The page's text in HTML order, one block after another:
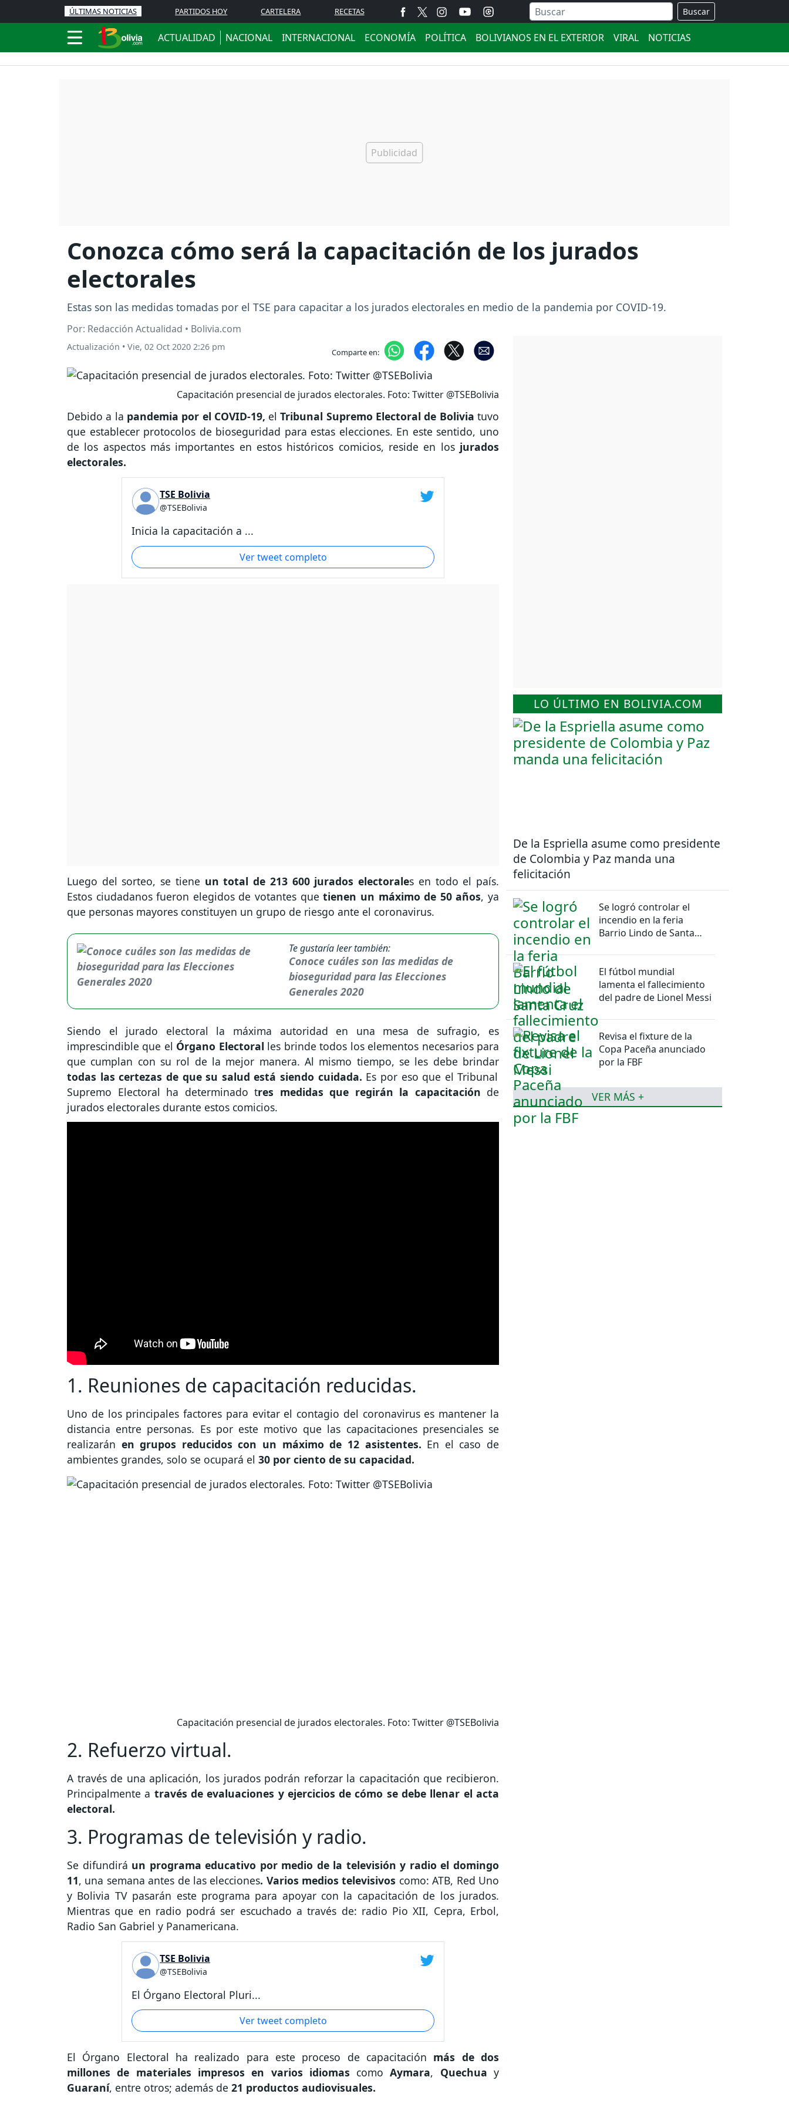
ÚLTIMAS NOTICIAS PARTIDOS HOY CARTELERA RECETAS Buscar
ACTUALIDAD NACIONAL INTERNACIONAL ECONOMÍA POLÍTICA BOLIVIANOS EN EL EXTERIOR VIRAL NOTICIAS
Conozca cómo será la capacitación de los jurados
electorales
Estas son las medidas tomadas por el TSE para capacitar a los jurados electorales en medio de la pandemia por COVID-19.
Por: Redacción Actualidad • Bolivia.com
Actualización • Vie, 02 Oct 2020 2:26 pm Comparte en:
Capacitación presencial de jurados electorales. Foto: Twitter @TSEBolivia
Debido a la pandemia por el COVID-19, el Tribunal Supremo Electoral de Boliviatuvo
que establecer protocolos de bioseguridad para estas elecciones. En este sentido, uno
de los aspectos más importantes en estos históricos comicios, reside en losjurados
electorales.
TSE Bolivia
@TSEBolivia
Inicia la capacitación a ...
Ver tweet completo
Luego del sorteo, se tiene un total de 213 600 jurados electorales en todo el país.
Estos ciudadanos fueron elegidos de votantes que tienen un máximo de 50 años, ya
que personas mayores constituyen un grupo de riesgo ante el coronavirus.
Te gustaría leer también:
Conoce cuáles son las medidas de
bioseguridad para las Elecciones
Generales 2020
Siendo el jurado electoral la máxima autoridad en una mesa de sufragio, es
imprescindible que el Órgano Electoral les brinde todos los elementos necesarios para
que cumplan con su rol de la mejor manera. Al mismo tiempo, se les debe brindar
todas las certezas de que su salud está siendo cuidada. Es por eso que el Tribunal
Supremo Electoral ha determinado tres medidas que regirán la capacitación de
jurados electorales durante estos comicios.
1. Reuniones de capacitación reducidas.
Uno de los principales factores para evitar el contagio del coronavirus es mantener la
distancia entre personas. Es por este motivo que las capacitaciones presenciales se
realizarán en grupos reducidos con un máximo de 12 asistentes. En el caso de
ambientes grandes, solo se ocupará el 30 por ciento de su capacidad.
Capacitación presencial de jurados electorales. Foto: Twitter @TSEBolivia
2. Refuerzo virtual.
A través de una aplicación, los jurados podrán reforzar la capacitación que recibieron.
Principalmente a través de evaluaciones y ejercicios de cómo se debe llenar el acta
electoral.
3. Programas de televisión y radio.
Se difundirá un programa educativo por medio de la televisión y radio el domingo
11, una semana antes de las elecciones. Varios medios televisivos como: ATB, Red Uno
y Bolivia TV pasarán este programa para apoyar con la capacitación de los jurados.
Mientras que en radio podrá ser escuchado a través de: radio Pio XII, Cepra, Erbol,
Radio San Gabriel y Panamericana.
TSE Bolivia
@TSEBolivia
El Órgano Electoral Pluri...
Ver tweet completo
El Órgano Electoral ha realizado para este proceso de capacitación más de dos
millones de materiales impresos en varios idiomas comoAymara, Quechua y
Guaraní, entre otros; además de 21 productos audiovisuales.
LO ÚLTIMO EN BOLIVIA.COM
De la Espriella asume como presidente
de Colombia y Paz manda una
felicitación
Se logró controlar el
incendio en la feria
Barrio Lindo de Santa
El fútbol mundial
lamenta el fallecimiento
del padre de Lionel Messi
Revisa el fixture de la
Copa Paceña anunciado
por la FBF
VER MÁS +